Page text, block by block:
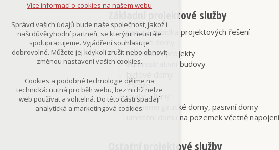
Základní projektové služby
pestrá nabídka projektových řešení
rodinné domy
individuální projekty
administrativní budovy
garáže
chaty, altány
nízkoenergetické domy, pasivní domy
umístění domu na pozemek včetně
Ostatní projektové služby
marketingová cookies
Více informací o cookies na našem webu
Odmítnout vše
Více informací o cookies na našem webu
Správci vašich údajů bude naše společnost, jakož i
naši důvěryhodní partneři, se kterými neustále
spolupracujeme. Vyjádření souhlasu je
dobrovolné. Můžete jej kdykoli zrušit nebo obnovit
změnou nastavení vašich cookies.
Cookies a podobné technologie dělíme na
technická: nutná pro běh webu, bez nichž nelze
web používat a volitelná. Do této části spadají
analytická a marketingová cookies.